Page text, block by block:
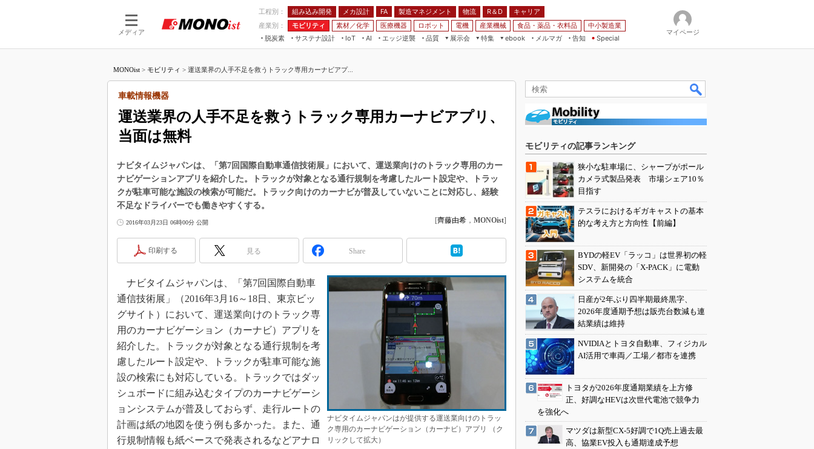
メディア
工程別： 組み込み開発 メカ設計 FA 製造マネジメント 物流 R＆D
キャリア
産業別：
モビリティ 素材／化学 医療機器 ロボット 電機 産業機械 食品・薬品・衣料品
中小製造業
脱炭素
サステナ設計
IoT
つながる工場
AI
AI×設備保全
エッジ逆襲 品質
展示会
JIMTOF
IIFES
TECHNO-FRONTIER
人テク展
AUTOMOTIVE WORLD
産業オープンネット展
特集
VR／AR
フィールドサービス
組み込み画像技術
組み込みモデリング
ISO26262
無償設計ツール
3Dプリンタ
デジタルツインとCAE
インダストリー4.0
イノベーション
製造業ビッグデータ
メイドインジャパン
植物工場
知財マネジメント
海外生産
ebook
FA
メルマガ
告知 Special
マイページ
MONOist > モビリティ > 運送業界の人手不足を救うトラック専用カーナビアプ...
運送業界の人手不足を救うトラック専用カーナビアプリ、
当面は無料
車載情報機器
ナビタイムジャパンは、「第7回国際自動車通信技術展」において、運送業向けのトラック専用のカー
ナビゲーションアプリを紹介した。トラックが対象となる通行規制を考慮したルート設定や、トラッ
クが駐車可能な施設の検索が可能だ。トラック向けのカーナビが普及していないことに対応し、経験
不足なドライバーでも働きやすくする。
2016年03月23日 06時00分 公開 [齊藤由希 ， MONOist]
印刷する 見る Share
ナビタイムジャパンはが提供する運送業向けのトラッ
ク専用のカーナビゲーション（カーナビ）アプリ （ク
リックして拡大）
ナビタイムジャパンは、「第7回国際自動車
通信技術展」（2016年3月16～18日、東京ビッ
グサイト）において、運送業向けのトラック専
用のカーナビゲーション（カーナビ）アプリを
紹介した。トラックが対象となる通行規制を考
慮したルート設定や、トラックが駐車可能な施
設の検索にも対応している。トラックではダッ
シュボードに組み込むタイプのカーナビゲーシ
ョンシステムが普及しておらず、走行ルートの
計画は紙の地図を使う例も多かった。また、通
行規制情報も紙ベースで発表されるなどアナロ
モビリティの記事ランキング
狭小な駐車場に、シャープがポール
カメラ式製品発表 市場シェア10％
目指す
テスラにおけるギガキャストの基本
的な考え方と方向性【前編】
BYDの軽EV「ラッコ」は世界初の軽
SDV、新開発の「X-PACK」に電動
システムを統合
日産が2年ぶり四半期最終黒字、
2026年度通期予想は販売台数減も連
結業績は維持
NVIDIAとトヨタ自動車、フィジカル
AI活用で車両／工場／都市を連携
トヨタが2026年度通期業績を上方修
正、好調なHEVは次世代電池で競争力
を強化へ
マツダは新型CX-5好調で1Q売上過去最
高、協業EV投入も通期達成予想